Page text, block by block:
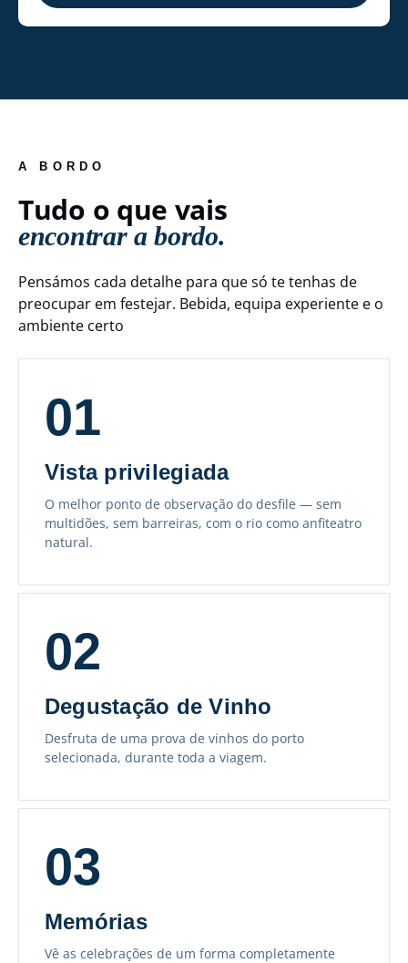
A BORDO
Tudo o que vais
encontrar a bordo.
Pensámos cada detalhe para que só te tenhas de
preocupar em festejar. Bebida, equipa experiente e o
ambiente certo
01
Vista privilegiada
O melhor ponto de observação do desfile — sem
multidões, sem barreiras, com o rio como anfiteatro
natural.
02
Degustação de Vinho
Desfruta de uma prova de vinhos do porto
selecionada, durante toda a viagem.
03
Memórias
Vê as celebrações de um forma completamente